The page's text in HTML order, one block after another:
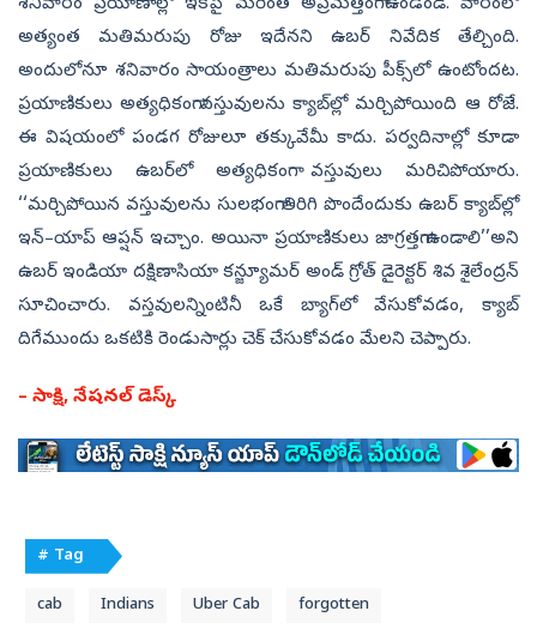
శనివారం ప్రయాణాల్లో ఇకపై మరింత అప్రమత్తంగా ఉండండి. వారంలో
అత్యంత మతిమరుపు రోజు ఇదేనని ఉబర్‌ నివేదిక తేల్చింది.
అందులోనూ శనివారం సాయంత్రాలు మతిమరుపు పీక్స్‌లో ఉంటోందట.
ప్రయాణికులు అత్యధికంగా వస్తువులను క్యాబ్‌ల్లో మర్చిపోయింది ఆ రోజే.
ఈ విషయంలో పండగ రోజులూ తక్కువేమీ కాదు. పర్వదినాల్లో కూడా
ప్రయాణికులు ఉబర్‌లో అత్యధికంగా వస్తువులు మరిచిపోయారు.
‘‘మర్చిపోయిన వస్తువులను సులభంగా తిరిగి పొందేందుకు ఉబర్‌ క్యాబ్‌ల్లో
ఇన్‌–యాప్‌ ఆప్షన్‌ ఇచ్చాం. అయినా ప్రయాణికులు జాగ్రత్తగా ఉండాలి’’అని
ఉబర్‌ ఇండియా దక్షిణాసియా కన్జ్యూమర్‌ అండ్‌ గ్రోత్‌ డైరెక్టర్‌ శివ శైలేంద్రన్‌
సూచించారు. వస్తవులన్నింటినీ ఒకే బ్యాగ్‌లో వేసుకోవడం, క్యాబ్‌
దిగేముందు ఒకటికి రెండుసార్లు చెక్‌ చేసుకోవడం మేలని చెప్పారు.
– సాక్షి, నేషనల్‌ డెస్క్‌
# Tag
cab Indians Uber Cab forgotten